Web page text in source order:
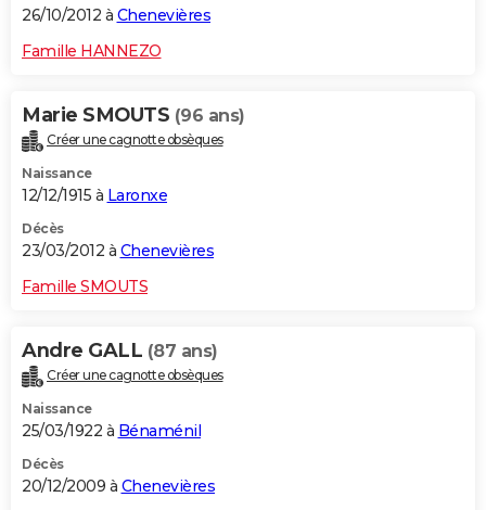
26/10/2012 à Chenevières
Famille HANNEZO
Marie SMOUTS (96 ans)
Créer une cagnotte obsèques
Naissance
12/12/1915 à Laronxe
Décès
23/03/2012 à Chenevières
Famille SMOUTS
Andre GALL (87 ans)
Créer une cagnotte obsèques
Naissance
25/03/1922 à Bénaménil
Décès
20/12/2009 à Chenevières